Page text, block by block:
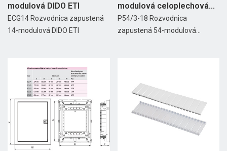
modulová DIDO ETI
ECG14 Rozvodnica zapustená
14-modulová DIDO ETI
modulová celoplechová...
P54/3-18 Rozvodnica
zapustená 54-modulová...